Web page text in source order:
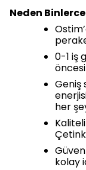
Neden
0-1 iş
Geniş
her
kolay